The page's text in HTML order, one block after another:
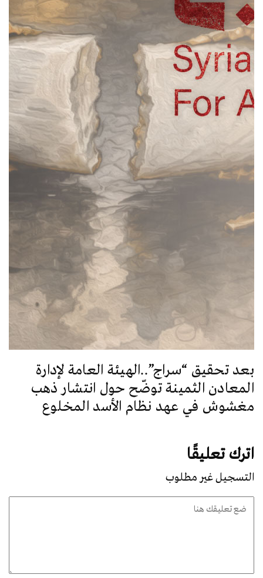
بعد تحقيق “سراج”..الهيئة العامة لإدارة
المعادن الثمينة توضّح حول انتشار ذهب
مغشوش في عهد نظام الأسد المخلوع
اترك تعليقًا
التسجيل غير مطلوب